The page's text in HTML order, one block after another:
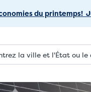
du printemps!